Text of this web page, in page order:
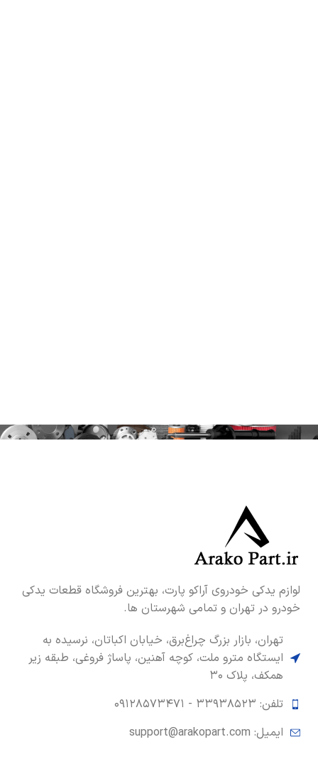
لوازم یدکی خودروی آراکو پارت، بهترین فروشگاه قطعات یدکی
خودرو در تهران و تمامی شهرستان ها.
تهران، بازار بزرگ چراغ‌برق، خیابان اکباتان، نرسیده به
ایستگاه مترو ملت، کوچه آهنین، پاساژ فروغی، طبقه زیر
همکف، پلاک ۳۰
تلفن: ۳۳۹۳۸۵۲۳ -
۰۹۱۲۸۵۷۳۴۷۱
ایمیل: support@arakopart.com